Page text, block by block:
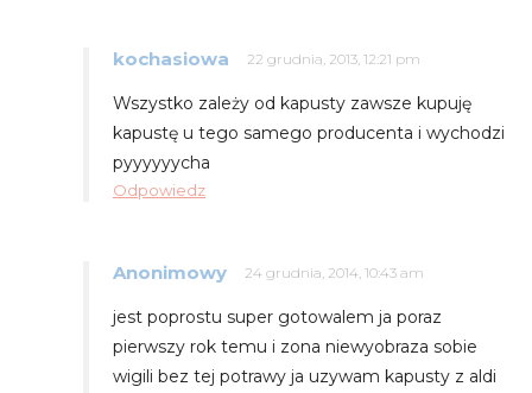
kochasiowa 22 grudnia, 2013, 12:21 pm
Wszystko zależy od kapusty zawsze kupuję
kapustę u tego samego producenta i wychodzi
pyyyyyycha
Odpowiedz
Anonimowy 24 grudnia, 2014, 10:43 am
jest poprostu super gotowalem ja poraz
pierwszy rok temu i zona niewyobraza sobie
wigili bez tej potrawy ja uzywam kapusty z aldi